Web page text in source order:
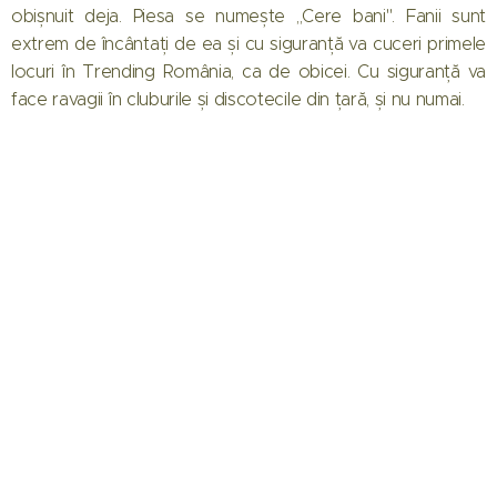
obișnuit deja. Piesa se numește ,,Cere bani". Fanii sunt
extrem de încântați de ea și cu siguranță va cuceri primele
locuri în Trending România, ca de obicei. Cu siguranță va
face ravagii în cluburile și discotecile din țară, și nu numai.